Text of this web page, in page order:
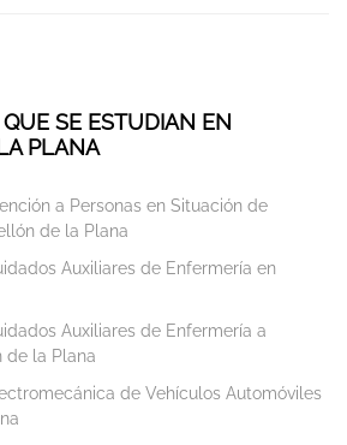
SE ESTUDIAN EN
PLANA
a Personas en Situación de
de la Plana
Auxiliares de Enfermería en
Auxiliares de Enfermería a
de la Plana
de Vehículos Automóviles